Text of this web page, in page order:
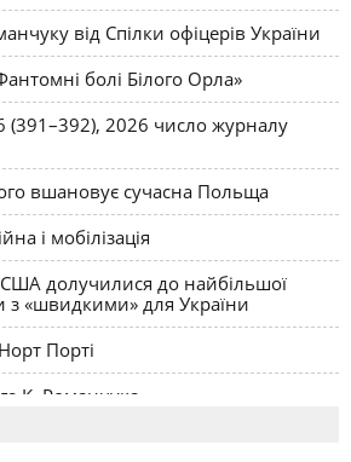
від Спілки офіцерів України
болі Білого Орла»
(391–392), 2026 число журналу
вшановує сучасна Польща
і мобілізація
США долучилися до найбільшої
з «швидкими» для України
Порті
К. Романчука